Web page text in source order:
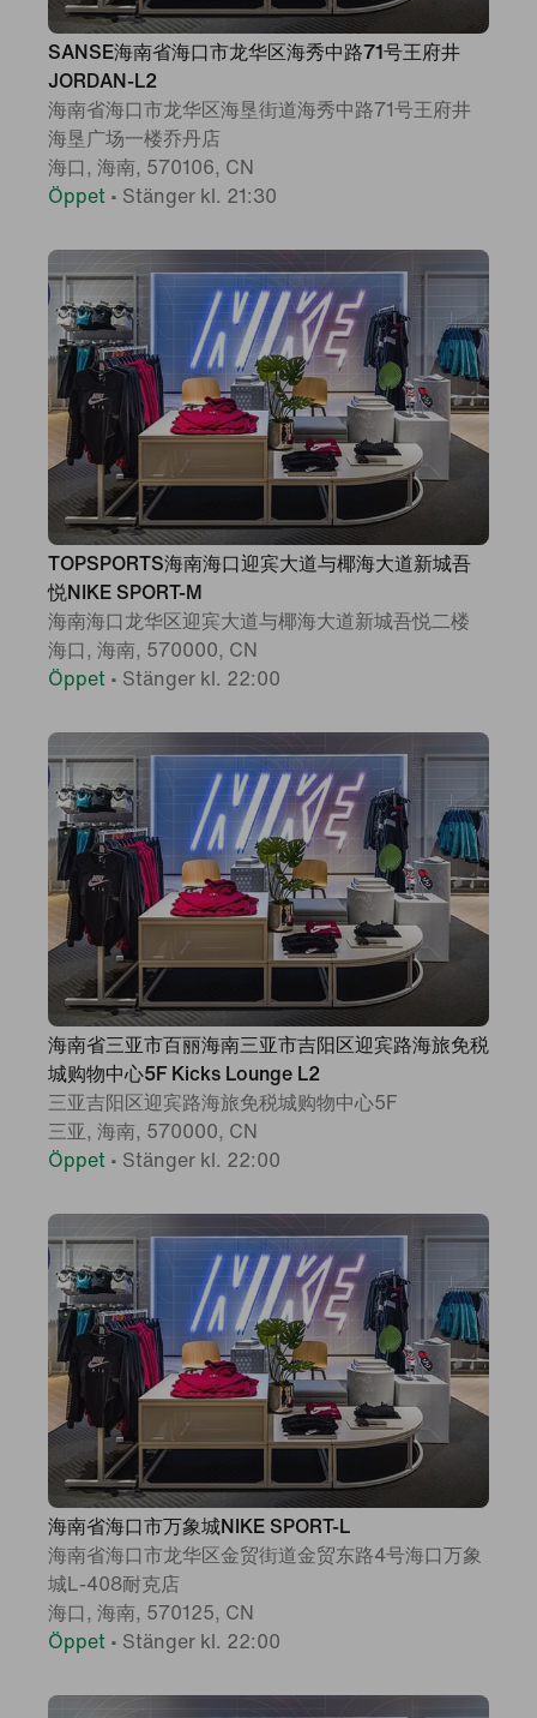
SANSE海南省海口市龙华区海秀中路71号王府井
JORDAN-L2
海南省海口市龙华区海垦街道海秀中路71号王府井
海垦广场一楼乔丹店
海口, 海南, 570106, CN
Öppet • Stänger kl. 21:30
TOPSPORTS海南海口迎宾大道与椰海大道新城吾
悦NIKE SPORT-M
海南海口龙华区迎宾大道与椰海大道新城吾悦二楼
海口, 海南, 570000, CN
Öppet • Stänger kl. 22:00
海南省三亚市百丽海南三亚市吉阳区迎宾路海旅免税
城购物中心5F Kicks Lounge L2
三亚吉阳区迎宾路海旅免税城购物中心5F
三亚, 海南, 570000, CN
Öppet • Stänger kl. 22:00
海南省海口市万象城NIKE SPORT-L
海南省海口市龙华区金贸街道金贸东路4号海口万象
城L-408耐克店
海口, 海南, 570125, CN
Öppet • Stänger kl. 22:00